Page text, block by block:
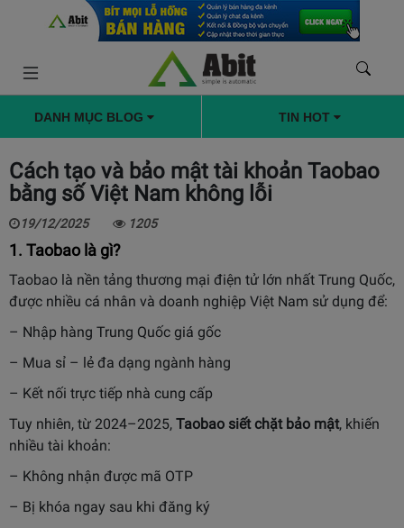
DANH MỤC BLOG TIN HOT
Cách tạo và bảo mật tài khoản Taobao
bằng số Việt Nam không lỗi
19/12/2025 1205
1. Taobao là gì?
Taobao là nền tảng thương mại điện tử lớn nhất Trung Quốc,
được nhiều cá nhân và doanh nghiệp Việt Nam sử dụng để:
– Nhập hàng Trung Quốc giá gốc
– Mua sỉ – lẻ đa dạng ngành hàng
– Kết nối trực tiếp nhà cung cấp
Tuy nhiên, từ 2024–2025, Taobao siết chặt bảo mật, khiến
nhiều tài khoản:
– Không nhận được mã OTP
– Bị khóa ngay sau khi đăng ký